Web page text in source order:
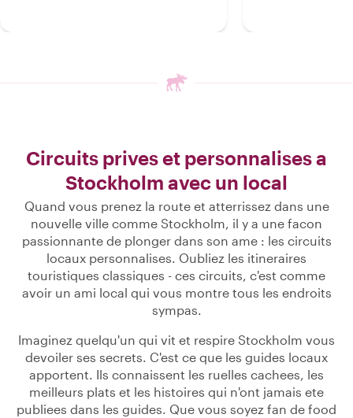
Circuits prives et personnalises a
Stockholm avec un local
Quand vous prenez la route et atterrissez dans une
nouvelle ville comme Stockholm, il y a une facon
passionnante de plonger dans son ame : les circuits
locaux personnalises. Oubliez les itineraires
touristiques classiques - ces circuits, c'est comme
avoir un ami local qui vous montre tous les endroits
sympas.
Imaginez quelqu'un qui vit et respire Stockholm vous
devoiler ses secrets. C'est ce que les guides locaux
apportent. Ils connaissent les ruelles cachees, les
meilleurs plats et les histoires qui n'ont jamais ete
publiees dans les guides. Que vous soyez fan de food